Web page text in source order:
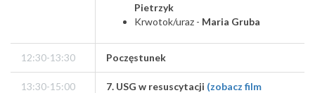
Pietrzyk
Krwotok/uraz - Maria Gruba
12:30-13:30 Poczęstunek
13:30-15:00 7. USG w resuscytacji (zobacz film